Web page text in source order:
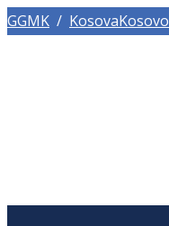
GGMK / KosovaKosovo